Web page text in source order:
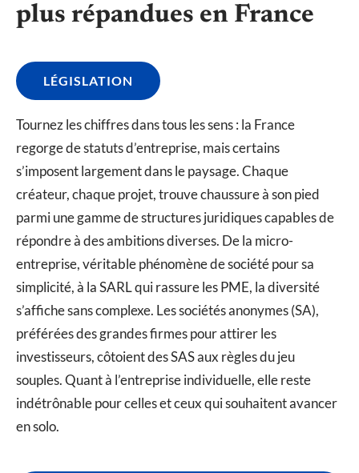
plus répandues en France
LÉGISLATION
Tournez les chiffres dans tous les sens : la France
regorge de statuts d’entreprise, mais certains
s’imposent largement dans le paysage. Chaque
créateur, chaque projet, trouve chaussure à son pied
parmi une gamme de structures juridiques capables de
répondre à des ambitions diverses. De la micro-
entreprise, véritable phénomène de société pour sa
simplicité, à la SARL qui rassure les PME, la diversité
s’affiche sans complexe. Les sociétés anonymes (SA),
préférées des grandes firmes pour attirer les
investisseurs, côtoient des SAS aux règles du jeu
souples. Quant à l’entreprise individuelle, elle reste
indétrônable pour celles et ceux qui souhaitent avancer
en solo.